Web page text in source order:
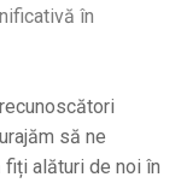
în
să ne
alături de noi în